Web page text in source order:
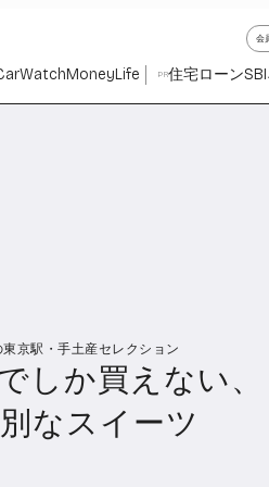
会
WatchMoneyLife PR住宅ローン
1029 Money1263Life
京駅・手土産セレクション
しか買えない、
なスイーツ